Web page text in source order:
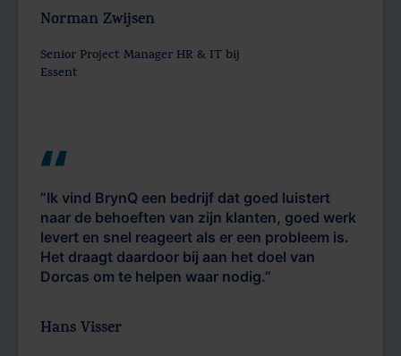
Norman Zwijsen
Senior Project Manager HR & IT bij
Essent
”Ik vind BrynQ een bedrijf dat goed luistert
naar de behoeften van zijn klanten, goed werk
levert en snel reageert als er een probleem is.
Het draagt daardoor bij aan het doel van
Dorcas om te helpen waar nodig.”
Hans Visser